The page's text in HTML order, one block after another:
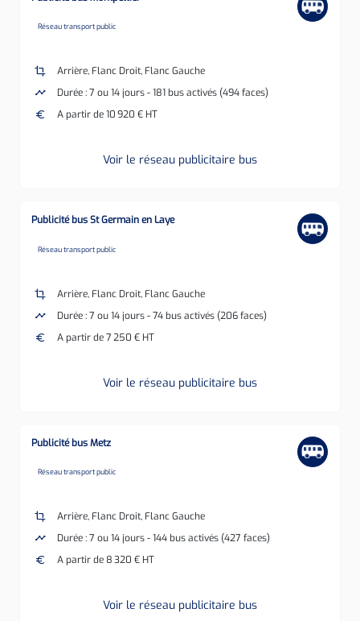
none
Réseau transport public
crop
Arrière, Flanc Droit, Flanc Gauche
timeline
Durée : 7 ou 14 jours - 181 bus activés (494 faces)
euro
A partir de 10 920 € HT
Voir le réseau publicitaire bus
Publicité bus St Germain en Laye
none
Réseau transport public
crop
Arrière, Flanc Droit, Flanc Gauche
timeline
Durée : 7 ou 14 jours - 74 bus activés (206 faces)
euro
A partir de 7 250 € HT
Voir le réseau publicitaire bus
Publicité bus Metz
none
Réseau transport public
crop
Arrière, Flanc Droit, Flanc Gauche
timeline
Durée : 7 ou 14 jours - 144 bus activés (427 faces)
euro
A partir de 8 320 € HT
Voir le réseau publicitaire bus